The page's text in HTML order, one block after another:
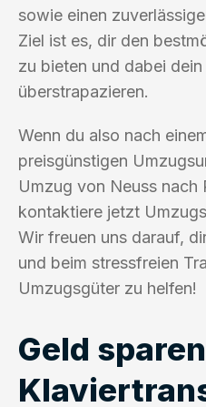
sowie einen
Ziel ist es, dir den
zu bieten und dabei
überstrapazieren.
Wenn du also nach
preisgünstigen
Umzug von Neuss nach
kontaktiere jetzt
Wir freuen uns darauf,
und beim stressfreien
Umzugsgüter zu helfen!
Geld